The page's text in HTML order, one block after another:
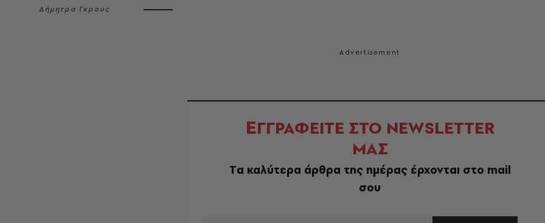
Δήμητρα Γκρους
ΕΓΓΡΑΦΕΙΤΕ ΣΤΟ NEWSLETTER
ΜΑΣ
Tα καλύτερα άρθρα της ημέρας έρχονται στο mail
σου